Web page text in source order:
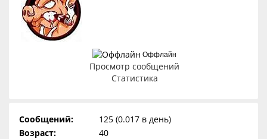
Оффлайн
Просмотр сообщений
Статистика
Сообщений:
125 (0.017 в день)
Возраст:
40